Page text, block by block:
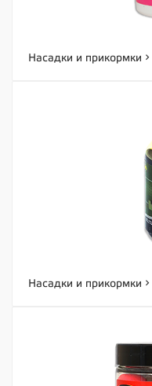
Насадки и прикормки
Насадки и прикормки